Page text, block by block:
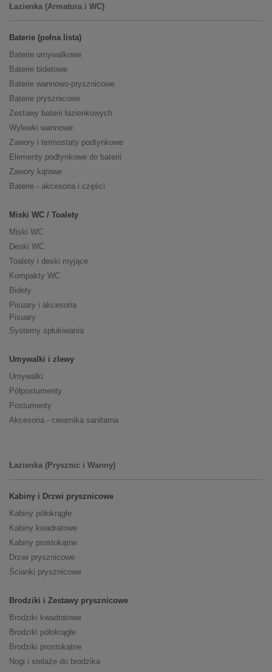
Łazienka (Armatura i WC)
Baterie (pełna lista)
Baterie umywalkowe
Baterie bidetowe
Baterie wannowo-prysznicowe
Baterie prysznicowe
Zestawy baterii łazienkowych
Wylewki wannowe
Zawory i termostaty podtynkowe
Elementy podtynkowe do baterii
Zawory kątowe
Baterie - akcesoria i części
Miski WC / Toalety
Miski WC
Deski WC
Toalety i deski myjące
Kompakty WC
Bidety
Pisuary i akcesoria
Pisuary
Systemy spłukiwania
Umywalki i zlewy
Umywalki
Półpostumenty
Postumenty
Akcesoria - ceramika sanitarna
Łazienka (Prysznic i Wanny)
Kabiny i Drzwi prysznicowe
Kabiny półokrągłe
Kabiny kwadratowe
Kabiny prostokątne
Drzwi prysznicowe
Ścianki prysznicowe
Brodziki i Zestawy prysznicowe
Brodziki kwadratowe
Brodziki półokrągłe
Brodziki prostokątne
Nogi i stelaże do brodzika